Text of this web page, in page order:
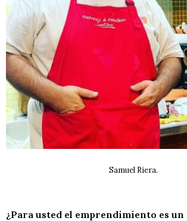
Samuel Riera.
¿Para usted el emprendimiento es un